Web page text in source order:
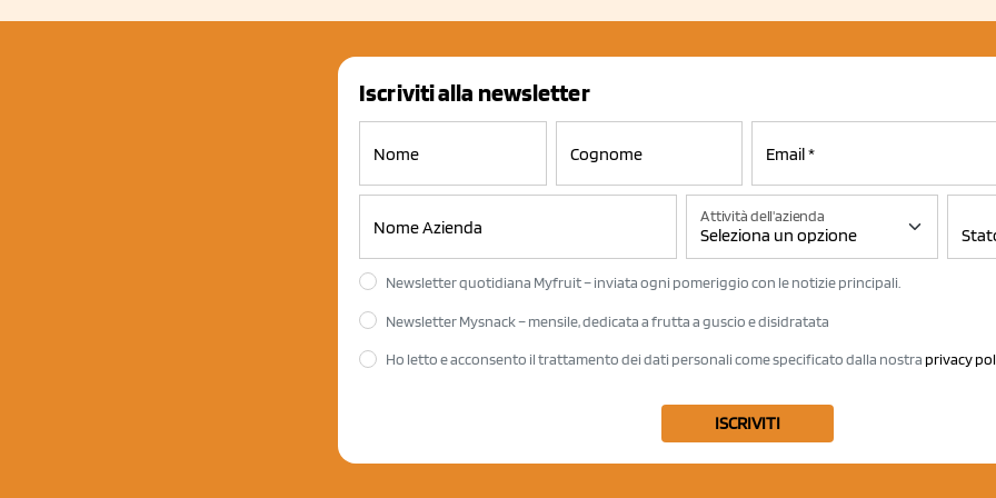
Iscriviti alla newsletter
Attività dell'azienda
Newsletter quotidiana Myfruit – inviata ogni pomeriggio con le notizie principali.
Newsletter Mysnack – mensile, dedicata a frutta a guscio e disidratata
Ho letto e acconsento il trattamento dei dati personali come specificato dalla nostra privacy
ISCRIVITI